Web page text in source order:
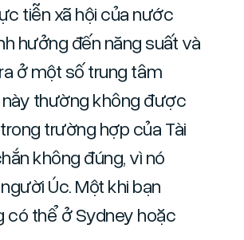
tiễn xã hội của nước
hưởng đến năng suất và
ở một số trung tâm
này thường không được
trường hợp của Tài
không đúng, vì nó
Úc. Một khi bạn
có thể ở Sydney hoặc